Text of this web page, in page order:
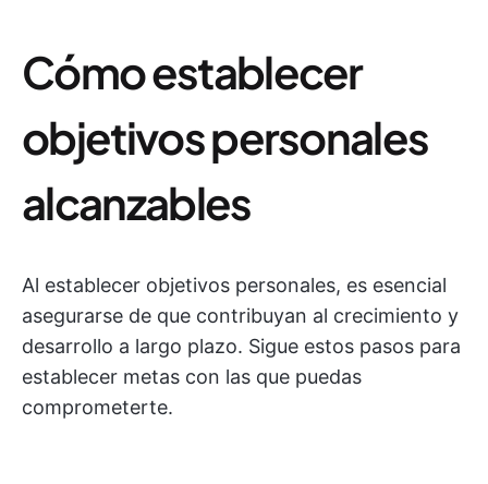
Cómo establecer
objetivos personales
alcanzables
Al establecer objetivos personales, es esencial
asegurarse de que contribuyan al crecimiento y
desarrollo a largo plazo. Sigue estos pasos para
establecer metas con las que puedas
comprometerte.